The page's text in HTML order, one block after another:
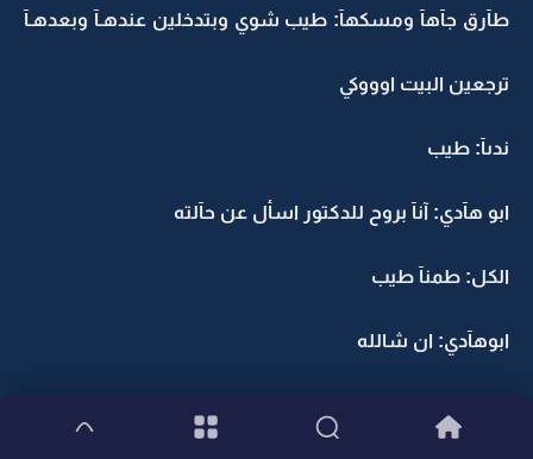
طآرق جآهآ ومسكهآ: طيب شوي وبتدخلين عندهـآ وبعدهـآ
ترجعين البيت اوووكي
ندىآ: طيب
ابو هآدي: آنآ بروح للدكتور اسأل عن حآلته
الكل: طمنآ طيب
ابوهآدي: ان شالله